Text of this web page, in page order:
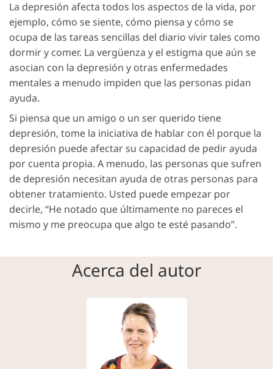
La depresión afecta todos los aspectos de la vida, por
ejemplo, cómo se siente, cómo piensa y cómo se
ocupa de las tareas sencillas del diario vivir tales como
dormir y comer. La vergüenza y el estigma que aún se
asocian con la depresión y otras enfermedades
mentales a menudo impiden que las personas pidan
ayuda.
Si piensa que un amigo o un ser querido tiene
depresión, tome la iniciativa de hablar con él porque la
depresión puede afectar su capacidad de pedir ayuda
por cuenta propia. A menudo, las personas que sufren
de depresión necesitan ayuda de otras personas para
obtener tratamiento. Usted puede empezar por
decirle, “He notado que últimamente no pareces el
mismo y me preocupa que algo te esté pasando”.
Acerca del autor